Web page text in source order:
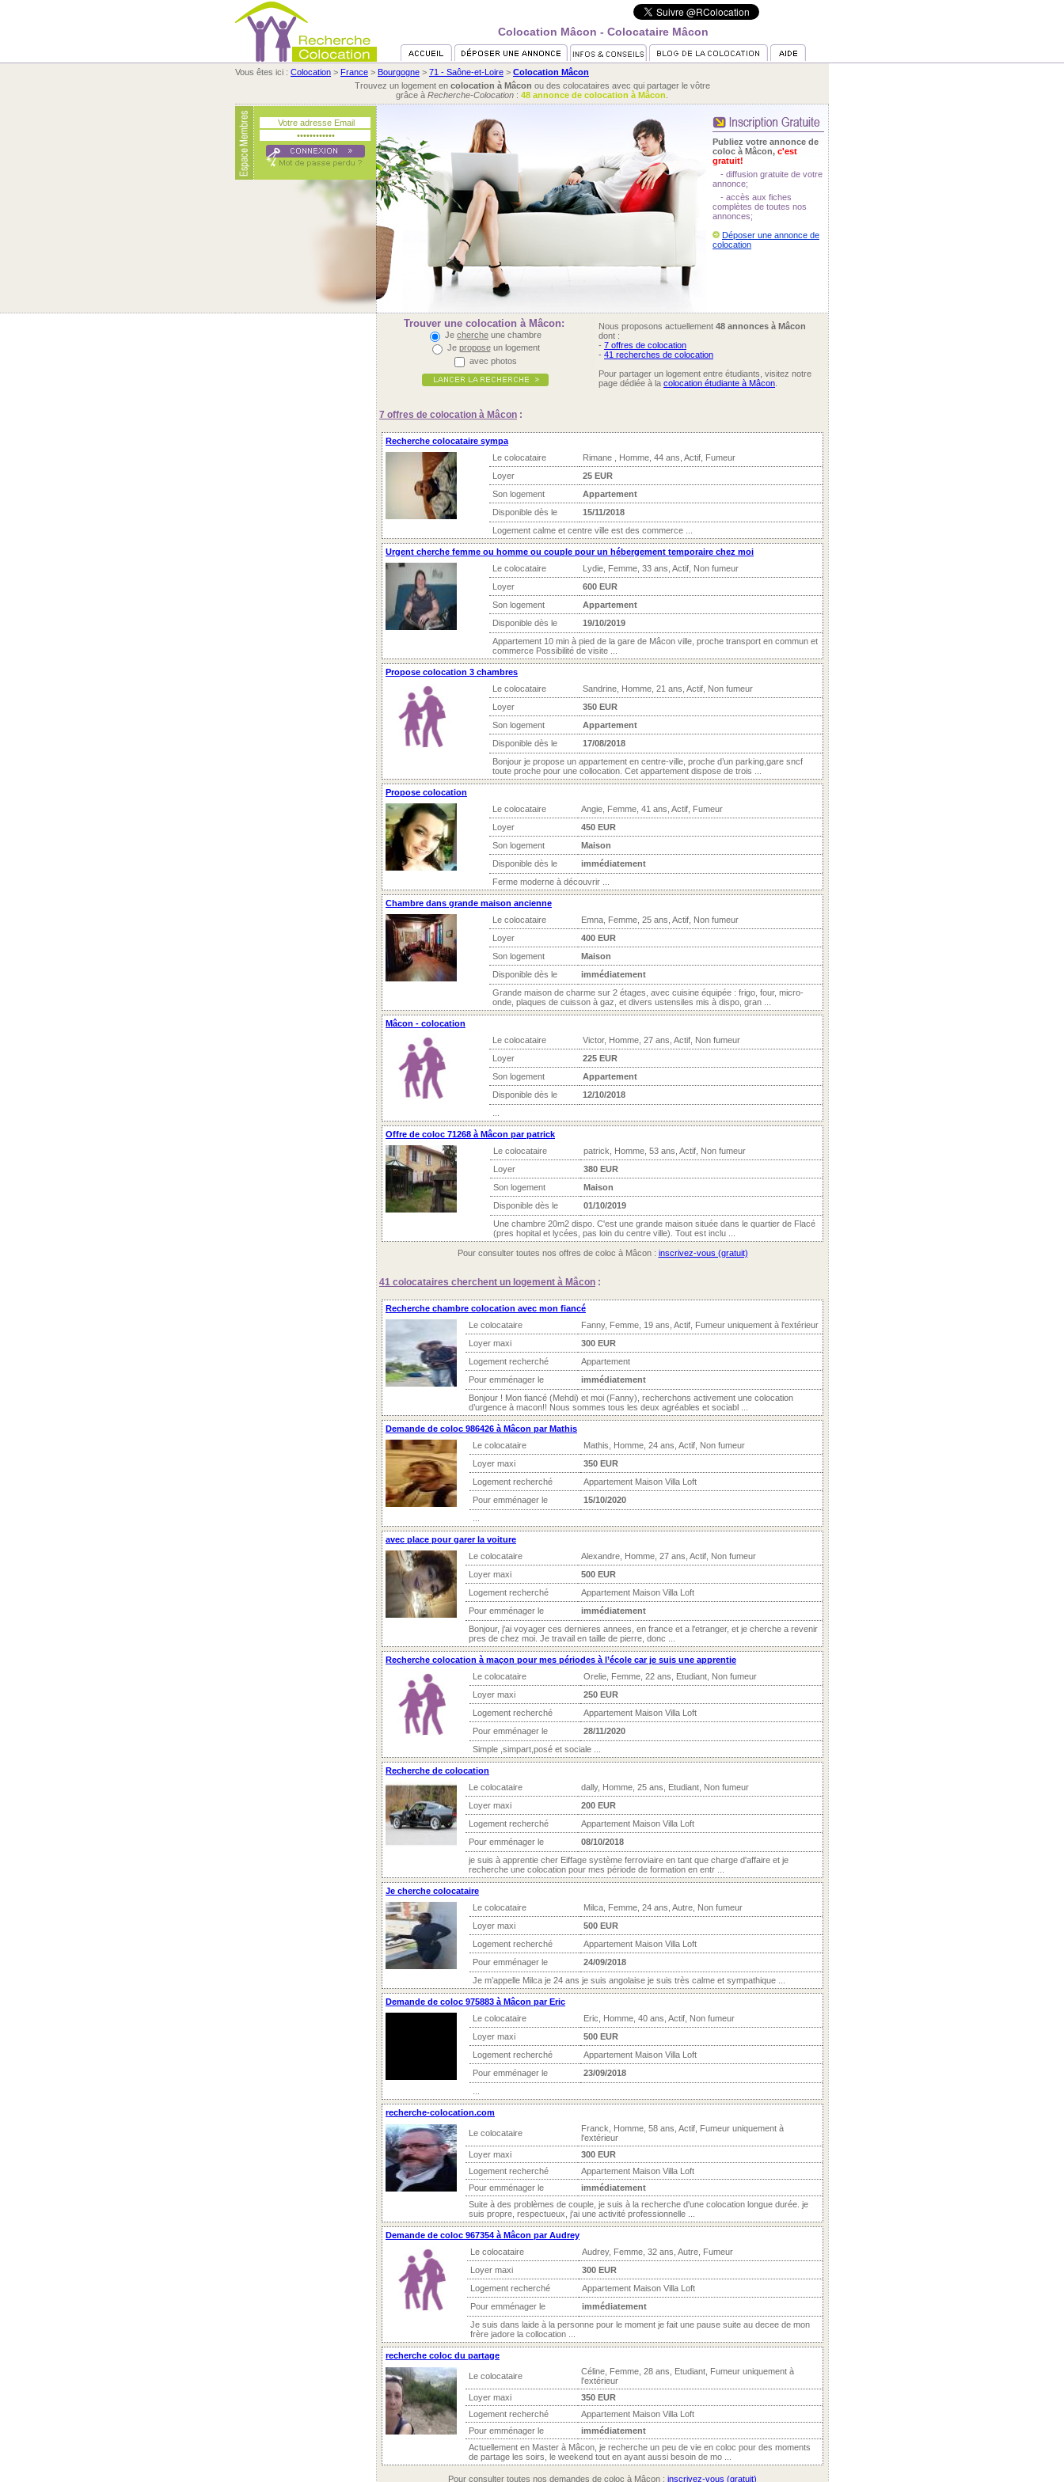
Colocation Mâcon - Colocataire Mâcon
Vous êtes ici : Colocation > France > Bourgogne > 71 - Saône-et-Loire > Colocation Mâcon
Trouvez un logement en colocation à Mâcon ou des colocataires avec qui partager le vôtre
grâce à Recherche-Colocation : 48 annonce de colocation à Mâcon
Publiez votre annonce de
coloc à Mâcon, c'est
gratuit!
- diffusion gratuite de votre
annonce;
- accès aux fiches
complètes de toutes nos
annonces;
Déposer une annonce de
colocation
Trouver une colocation à Mâcon:
Je cherche une chambre
Je proposeun logement
avec photos
Nous proposons actuellement 48 annonces à Mâcon
dont :
- 7 offres de colocation
- 41 recherches de colocation
Pour partager un logement entre étudiants, visitez notre
page dédiée à la colocation étudiante à Mâcon
7 offres de colocation à Mâcon :
Recherche colocataire sympa
Le colocataire
Rimane , Homme, 44 ans, Actif, Fumeur
Loyer
25 EUR
Son logement
Appartement
Disponible dès le
15/11/2018
Logement calme et centre ville est des commerce ...
Urgent cherche femme ou homme ou couple pour un hébergement temporaire chez moi
Le colocataire
Lydie, Femme, 33 ans, Actif, Non fumeur
Loyer
600 EUR
Son logement
Appartement
Disponible dès le
19/10/2019
Appartement 10 min à pied de la gare de Mâcon ville, proche transport en commun et
commerce Possibilité de visite ...
Propose colocation 3 chambres
Le colocataire
Sandrine, Homme, 21 ans, Actif, Non fumeur
Loyer
350 EUR
Son logement
Appartement
Disponible dès le
17/08/2018
Bonjour je propose un appartement en centre-ville, proche d’un parking,gare sncf
toute proche pour une collocation. Cet appartement dispose de trois ...
Propose colocation
Le colocataire
Angie, Femme, 41 ans, Actif, Fumeur
Loyer
450 EUR
Son logement
Maison
Disponible dès le
immédiatement
Ferme moderne à découvrir ...
Chambre dans grande maison ancienne
Le colocataire
Emna, Femme, 25 ans, Actif, Non fumeur
Loyer
400 EUR
Son logement
Maison
Disponible dès le
immédiatement
Grande maison de charme sur 2 étages, avec cuisine équipée : frigo, four, micro-
onde, plaques de cuisson à gaz, et divers ustensiles mis à dispo, gran ...
Mâcon - colocation
Le colocataire
Victor, Homme, 27 ans, Actif, Non fumeur
Loyer
225 EUR
Son logement
Appartement
Disponible dès le
12/10/2018
Offre de coloc 71268 à Mâcon par patrick
Le colocataire
patrick, Homme, 53 ans, Actif, Non fumeur
Loyer
380 EUR
Son logement
Maison
Disponible dès le
01/10/2019
Une chambre 20m2 dispo. C'est une grande maison située dans le quartier de Flacé
(pres hopital et lycées, pas loin du centre ville). Tout est inclu ...
Pour consulter toutes nos offres de coloc à Mâcon : inscrivez-vous (gratuit)
41 colocataires cherchent un logement à Mâcon :
Recherche chambre colocation avec mon fiancé
Le colocataire
Fanny, Femme, 19 ans, Actif, Fumeur uniquement à l'extérieur
Loyer maxi
300 EUR
Logement recherché
Appartement
Pour emménager le
immédiatement
Bonjour ! Mon fiancé (Mehdi) et moi (Fanny), recherchons activement une colocation
d’urgence à macon!! Nous sommes tous les deux agréables et sociabl ...
Demande de coloc 986426 à Mâcon par Mathis
Le colocataire
Mathis, Homme, 24 ans, Actif, Non fumeur
Loyer maxi
350 EUR
Logement recherché
Appartement Maison Villa Loft
Pour emménager le
15/10/2020
avec place pour garer la voiture
Le colocataire
Alexandre, Homme, 27 ans, Actif, Non fumeur
Loyer maxi
500 EUR
Logement recherché
Appartement Maison Villa Loft
Pour emménager le
immédiatement
Bonjour, j'ai voyager ces dernieres annees, en france et a l'etranger, et je cherche a revenir
pres de chez moi. Je travail en taille de pierre, donc ...
Recherche colocation à maçon pour mes périodes à l’école car je suis une apprentie
Le colocataire
Orelie, Femme, 22 ans, Etudiant, Non fumeur
Loyer maxi
250 EUR
Logement recherché
Appartement Maison Villa Loft
Pour emménager le
28/11/2020
Simple ,simpart,posé et sociale ...
Recherche de colocation
Le colocataire
dally, Homme, 25 ans, Etudiant, Non fumeur
Loyer maxi
200 EUR
Logement recherché
Appartement Maison Villa Loft
Pour emménager le
08/10/2018
je suis à apprentie cher Eiffage système ferroviaire en tant que charge d'affaire et je
recherche une colocation pour mes période de formation en entr ...
Je cherche colocataire
Le colocataire
Milca, Femme, 24 ans, Autre, Non fumeur
Loyer maxi
500 EUR
Logement recherché
Appartement Maison Villa Loft
Pour emménager le
24/09/2018
Je m’appelle Milca je 24 ans je suis angolaise je suis très calme et sympathique ...
Demande de coloc 975883 à Mâcon par Eric
Le colocataire
Eric, Homme, 40 ans, Actif, Non fumeur
Loyer maxi
500 EUR
Logement recherché
Appartement Maison Villa Loft
Pour emménager le
23/09/2018
recherche-colocation.com
Le colocataire
Franck, Homme, 58 ans, Actif, Fumeur uniquement à
l'extérieur
Loyer maxi
300 EUR
Logement recherché
Appartement Maison Villa Loft
Pour emménager le
immédiatement
Suite à des problèmes de couple, je suis à la recherche d'une colocation longue durée. je
suis propre, respectueux, j'ai une activité professionnelle ...
Demande de coloc 967354 à Mâcon par Audrey
Le colocataire
Audrey, Femme, 32 ans, Autre, Fumeur
Loyer maxi
300 EUR
Logement recherché
Appartement Maison Villa Loft
Pour emménager le
immédiatement
Je suis dans laide à la personne pour le moment je fait une pause suite au decee de mon
frère jadore la collocation ...
recherche coloc du partage
Le colocataire
Céline, Femme, 28 ans, Etudiant, Fumeur uniquement à
l'extérieur
Loyer maxi
350 EUR
Logement recherché
Appartement Maison Villa Loft
Pour emménager le
immédiatement
Actuellement en Master à Mâcon, je recherche un peu de vie en coloc pour des moments
de partage les soirs, le weekend tout en ayant aussi besoin de mo ...
Pour consulter toutes nos demandes de coloc à Mâcon : inscrivez-vous (gratuit)